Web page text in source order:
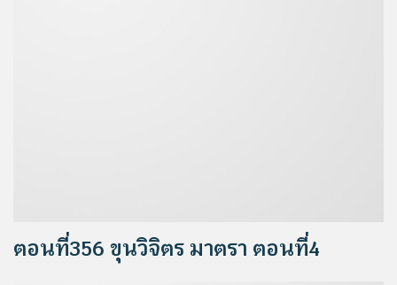
ตอนที่356 ขุนวิจิตร มาตรา ตอนที่4